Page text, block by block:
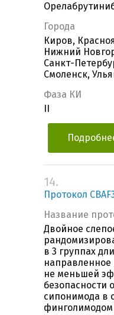
Города
Киров,
Нижний
Санкт-
Смоленск,
Фаза КИ
14.
Протокол
Название
Двойное
в 3 группах
направленное
не меньшей
безопасности
сипонимода в
финголимодом